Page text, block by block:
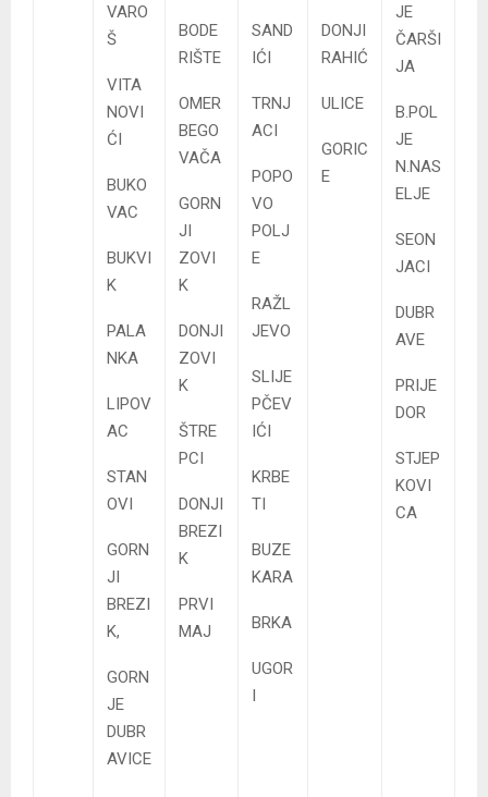
VARO
Š
VITA
NOVI
ĆI
BUKO
VAC
BUKVI
K
PALA
NKA
LIPOV
AC
STAN
OVI
GORN
JI
BREZI
K,
GORN
JE
DUBR
AVICE
BODE
RIŠTE
OMER
BEGO
VAČA
GORN
JI
ZOVI
K
DONJI
ZOVI
K
ŠTRE
PCI
DONJI
BREZI
K
PRVI
MAJ
SAND
IĆI
TRNJ
ACI
POPO
VO
POLJ
E
RAŽL
JEVO
SLIJE
PČEV
IĆI
KRBE
TI
BUZE
KARA
BRKA
UGOR
I
DONJI
RAHIĆ
ULICE
GORIC
E
JE
ČARŠI
JA
B.POL
JE
N.NAS
ELJE
SEON
JACI
DUBR
AVE
PRIJE
DOR
STJEP
KOVI
CA